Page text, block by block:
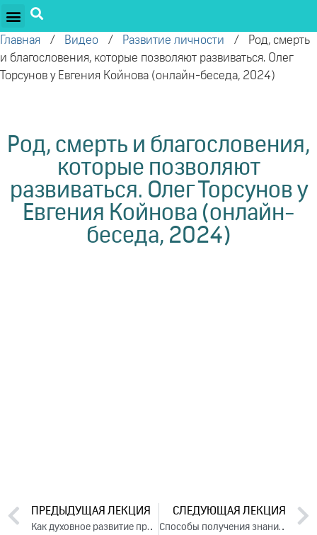
Главная / Видео / Развитие личности /
Род, смерть
и благословения, которые позволяют развиваться. Олег
Торсунов у Евгения Койнова (онлайн-беседа, 2024)
Род, смерть и благословения,
которые позволяют
развиваться. Олег Торсунов у
Евгения Койнова (онлайн-
беседа, 2024)
ПРЕДЫДУЩАЯ ЛЕКЦИЯ
Как духовное развитие приводит к успешной жизни (вебинар, 2024)
СЛЕДУЮЩАЯ ЛЕКЦИЯ
Способы получения знаний. Ответы на вопросы, 2024